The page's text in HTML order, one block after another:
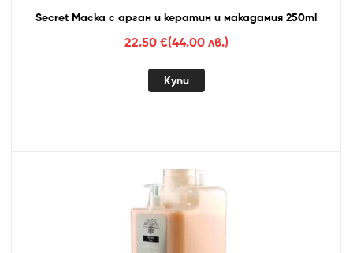
Secret Маска с арган и кератин и макадамия 250ml
22.50 €(44.00 лв.)
Купи